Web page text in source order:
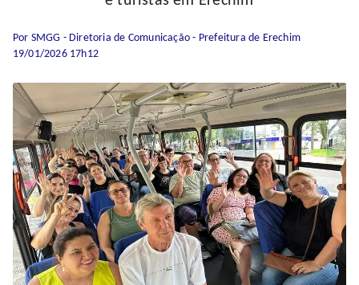
Por SMGG - Diretoria de Comunicação - Prefeitura de Erechim
19/01/2026 17h12